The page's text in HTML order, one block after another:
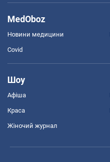
MedOboz
Новини медицини
Covid
Шоу
Афіша
Краса
Жіночий журнал